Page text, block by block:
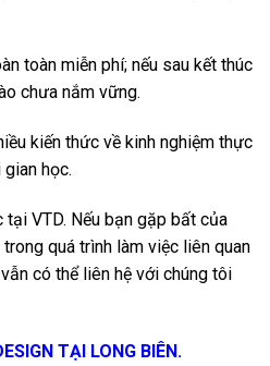
toàn miễn phí; nếu sau kết thúc
chưa nắm vững.
kiến thức về kinh nghiệm thực
học.
tại VTD. Nếu bạn gặp bất của
quá trình làm việc liên quan
có thể liên hệ với chúng tôi
TẠI LONG BIÊN.